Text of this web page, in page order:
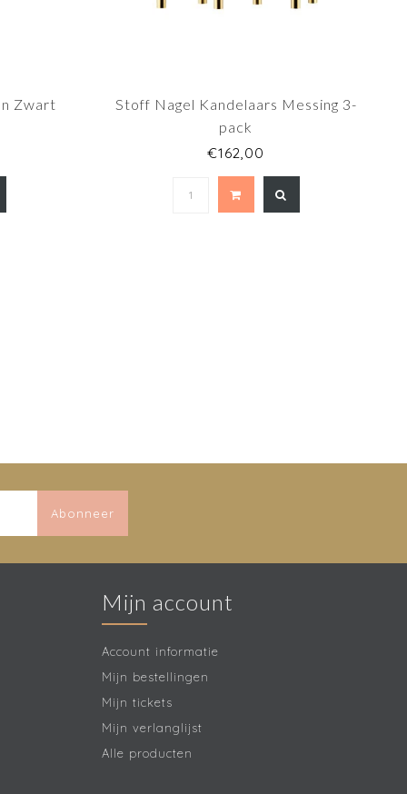
Zwart
Stoff Nagel Kandelaars Messing 3-
pack
€162,00
Abonneer
Mijn account
Account informatie
Mijn bestellingen
Mijn tickets
Mijn verlanglijst
Alle producten